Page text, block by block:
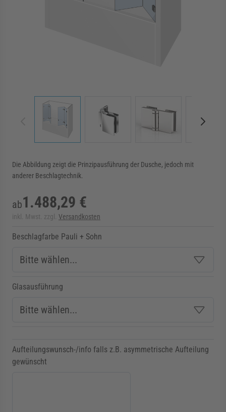
für Kategorie Zargen anzeigen
für Kategorie Angebote anzeigen
View larger image
Die Abbildung zeigt die Prinzipausführung der Dusche, jedoch mit
anderer Beschlagtechnik.
ab1.488,29 €
inkl. Mwst. zzgl. Versandkosten
Beschlagfarbe Pauli + Sohn
Glasausführung
Aufteilungswunsch-/info falls z.B. asymmetrische Aufteilung
gewünscht